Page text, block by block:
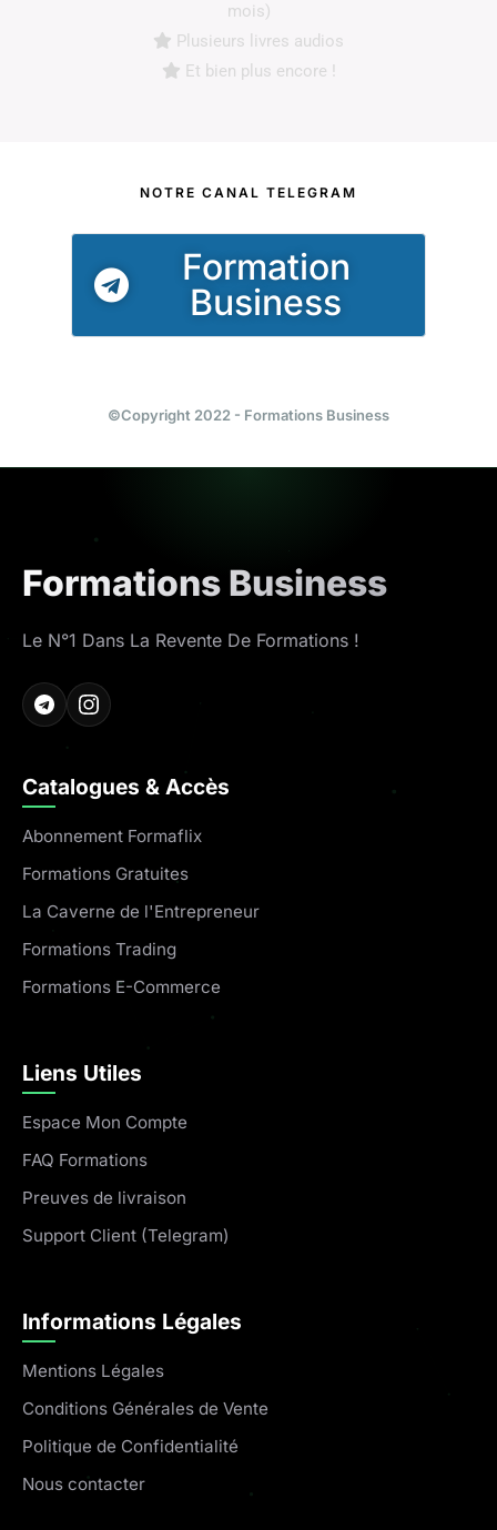
mois)
Plusieurs livres audios
Et bien plus encore !
NOTRE CANAL TELEGRAM
Formation
Business
©Copyright 2022 - Formations Business
Formations Business
Le N°1 Dans La Revente De Formations !
Catalogues & Accès
Abonnement Formaflix
Formations Gratuites
La Caverne de l'Entrepreneur
Formations Trading
Formations E-Commerce
Liens Utiles
Espace Mon Compte
FAQ Formations
Preuves de livraison
Support Client (Telegram)
Informations Légales
Mentions Légales
Conditions Générales de Vente
Politique de Confidentialité
Nous contacter